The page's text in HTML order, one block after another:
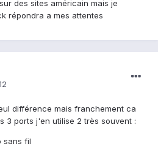
des sites américain mais je
répondra a mes attentes
différence mais franchement ca
3 ports j'en utilise 2 très souvent :
sans fil